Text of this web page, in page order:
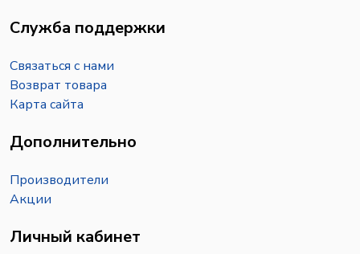
Служба поддержки
Связаться с нами
Возврат товара
Карта сайта
Дополнительно
Производители
Акции
Личный кабинет